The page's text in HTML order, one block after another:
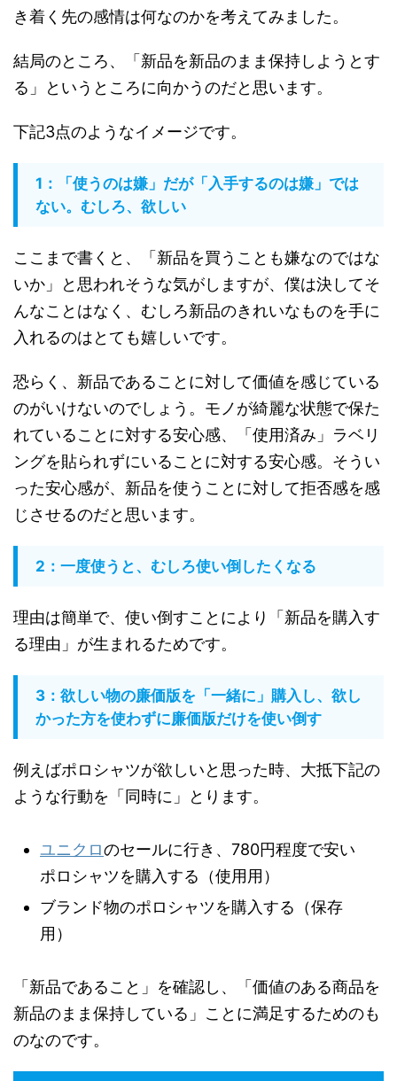
き着く先の感情は何なのかを考えてみました。
結局のところ、「新品を新品のまま保持しようとす
る」というところに向かうのだと思います。
下記3点のようなイメージです。
1：「使うのは嫌」だが「入手するのは嫌」では
ない。むしろ、欲しい
ここまで書くと、「新品を買うことも嫌なのではな
いか」と思われそうな気がしますが、僕は決してそ
んなことはなく、むしろ新品のきれいなものを手に
入れるのはとても嬉しいです。
恐らく、新品であることに対して価値を感じている
のがいけないのでしょう。モノが綺麗な状態で保た
れていることに対する安心感、「使用済み」ラベリ
ングを貼られずにいることに対する安心感。そうい
った安心感が、新品を使うことに対して拒否感を感
じさせるのだと思います。
2：一度使うと、むしろ使い倒したくなる
理由は簡単で、使い倒すことにより「新品を購入す
る理由」が生まれるためです。
3：欲しい物の廉価版を「一緒に」購入し、欲し
かった方を使わずに廉価版だけを使い倒す
例えばポロシャツが欲しいと思った時、大抵下記の
ような行動を「同時に」とります。
ユニクロのセールに行き、780円程度で安い
ポロシャツを購入する（使用用）
ブランド物のポロシャツを購入する（保存
用）
「新品であること」を確認し、「価値のある商品を
新品のまま保持している」ことに満足するためのも
のなのです。